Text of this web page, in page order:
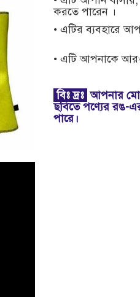
করতে পারেন ।
• এটির ব্যবহারে
• এটি আপনাকে
বিঃদ্রঃ আপনার
ছবিতে পণ্যের রঙ-
পারে।